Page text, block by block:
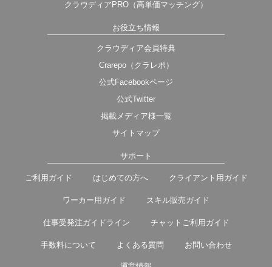
クラウディアPRO（高単価マッチング）
お役立ち情報
クラウディア会員特典
Crarepo（クラレポ）
公式Facebookページ
公式Twitter
掲載メディア様一覧
サイトマップ
サポート
ご利用ガイド はじめての方へ クライアント用ガイド
ワーカー用ガイド スキル販売ガイド
仕事受発注ガイドライン チャットご利用ガイド
手数料について よくある質問 お問い合わせ